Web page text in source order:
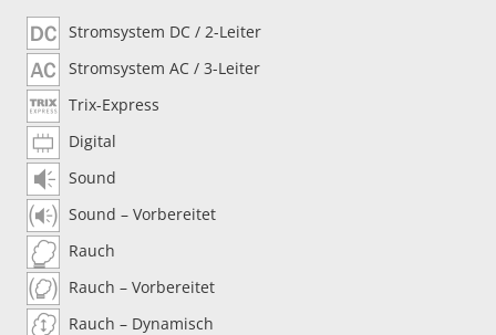
Stromsystem DC / 2-Leiter
Stromsystem AC / 3-Leiter
Trix-Express
Digital
Sound
Sound – Vorbereitet
Rauch
Rauch – Vorbereitet
Rauch – Dynamisch